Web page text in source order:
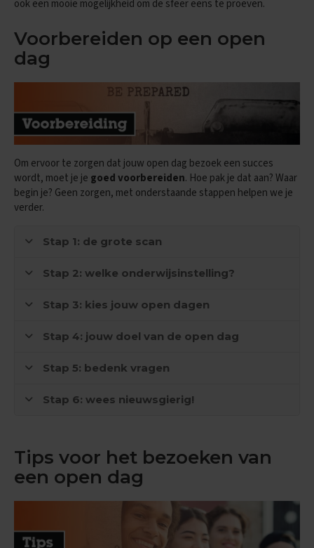
n
t
s
x
a
m
i
s
e
e
x
m
E
c
o
n
i
ook een mooie mogelijkheid om de sfeer eens te proeven.
Voorbereiden op een open
dag
Om ervoor te zorgen dat jouw open dag bezoek een succes
wordt, moet je je goed voorbereiden. Hoe pak je dat aan? Waar
begin je? Geen zorgen, met onderstaande stappen helpen we je
verder.
Stap 1: de grote scan
Stap 2: welke onderwijsinstelling?
Stap 3: kies jouw open dagen
Stap 4: jouw doel van de open dag
Stap 5: bedenk vragen
Stap 6: wees nieuwsgierig!
Tips voor het bezoeken van
een open dag